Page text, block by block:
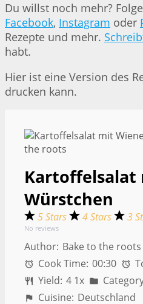
Du willst noch mehr?
Facebook, Instagram oder
Rezepte und mehr.
habt.
Hier ist eine Version des
drucken kann.
Kartoffelsalat
Würstchen
5 Stars 4 Stars 3
No reviews
Author: Bake to the roots
Cook Time: 00:30
Yield: 4 1x
Cuisine: Deutschland